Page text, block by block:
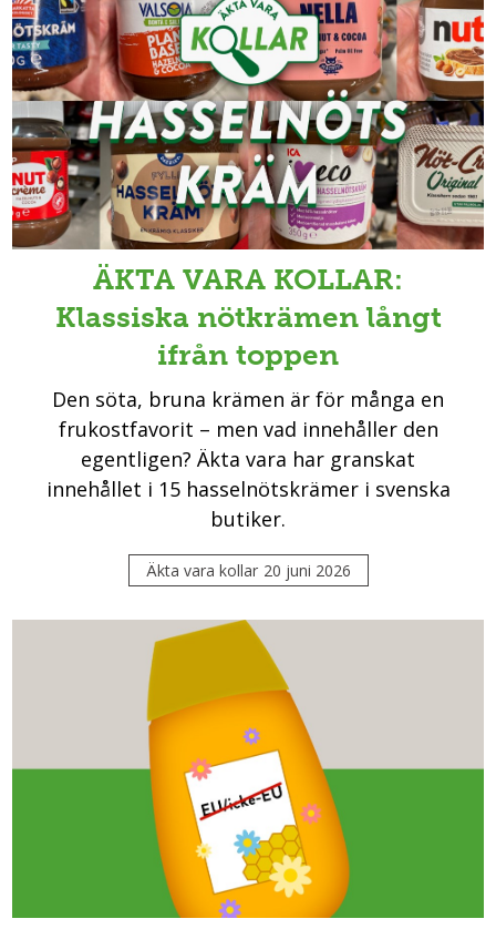
ÄKTA VARA KOLLAR:
Klassiska nötkrämen långt
ifrån toppen
Den söta, bruna krämen är för många en
frukostfavorit – men vad innehåller den
egentligen? Äkta vara har granskat
innehållet i 15 hasselnötskrämer i svenska
butiker.
Äkta vara kollar 20 juni 2026